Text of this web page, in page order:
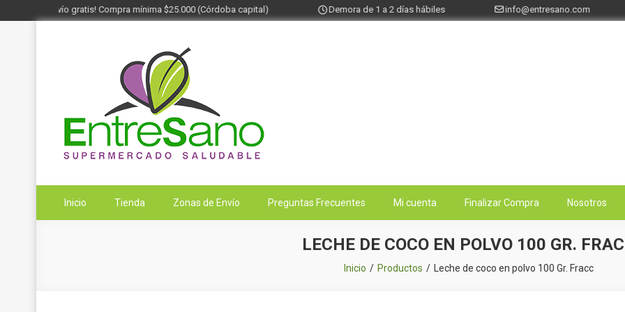
¡Envío gratis! Compra mínima $25.000 (Córdoba capital) Demora de 1 a 2 días hábiles info@entresano.com
Entresano
Inicio Tienda Zonas de Envío Preguntas Frecuentes Mi cuenta Finalizar Compra Nosotros
LECHE DE COCO EN POLVO 100 GR.
Inicio Productos Leche de coco en polvo 100 Gr. Fracc